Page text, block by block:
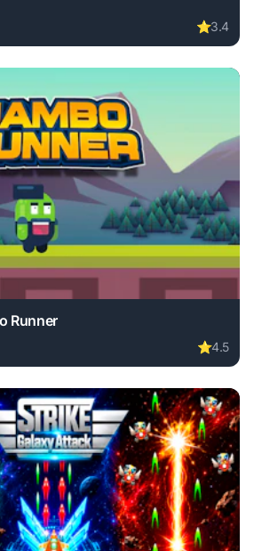
⭐3.4
online free. arcade game, no
Runner
⭐4.5
Runner online free. arcade